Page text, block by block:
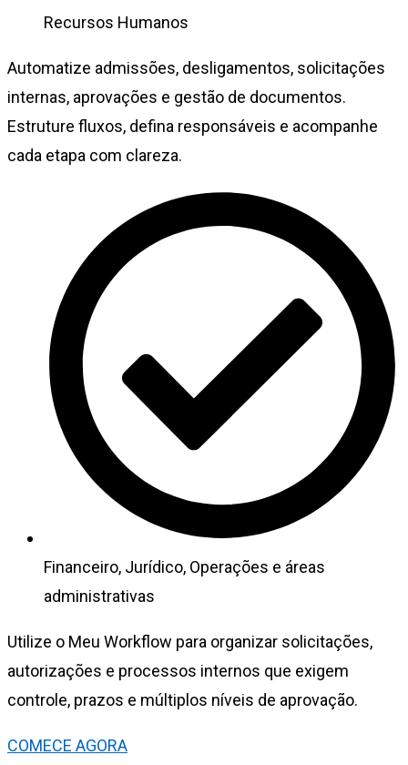
Recursos Humanos
Automatize admissões, desligamentos, solicitações
internas, aprovações e gestão de documentos.
Estruture fluxos, defina responsáveis e acompanhe
cada etapa com clareza.
Financeiro, Jurídico, Operações e áreas
administrativas
Utilize o Meu Workflow para organizar solicitações,
autorizações e processos internos que exigem
controle, prazos e múltiplos níveis de aprovação.
COMECE AGORA